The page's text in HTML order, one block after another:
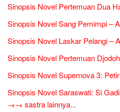
Sinopsis Novel Pertemuan Dua
Sinopsis Novel Sang Pemimpi –
Sinopsis Novel Laskar Pelangi –
Sinopsis Novel Pertemuan
Sinopsis Novel Supernova 3:
Sinopsis Novel Saraswati: Si
→→ sastra lainnya...